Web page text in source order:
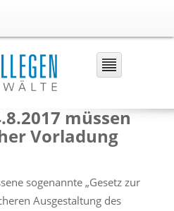
müssen
Vorladung
sogenannte „Gesetz zur
Ausgestaltung des